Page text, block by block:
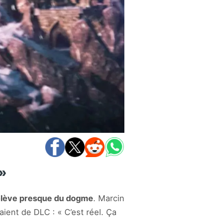
presque du dogme. Marcin
de DLC : « C’est réel. Ça